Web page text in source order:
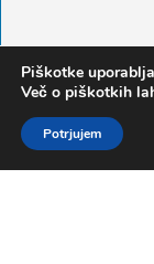
Piškotke
Več o piškotkih
Potrjujem